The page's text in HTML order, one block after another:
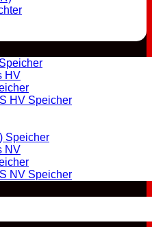
HV
HV Speicher
Speicher
NV
NV Speicher